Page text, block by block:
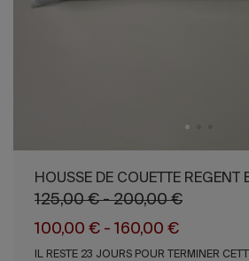
HOUSSE DE COUETTE REGENT
125,00 € - 200,00 €
100,00 € - 160,00 €
IL RESTE 23 JOURS POUR TERMINER